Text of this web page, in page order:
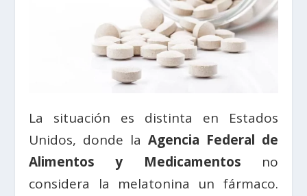
La situación es distinta en Estados
Unidos, donde la Agencia Federal de
Alimentos y Medicamentos no
considera la melatonina un fármaco.